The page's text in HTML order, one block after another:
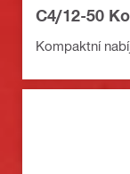
C4/12-50
Kompaktní